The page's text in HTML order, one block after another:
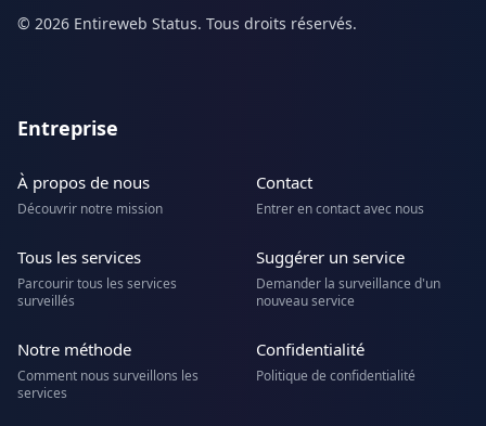
© 2026 Entireweb Status. Tous droits réservés.
Entreprise
À propos de nous
Découvrir notre mission
Contact
Entrer en contact avec nous
Tous les services
Parcourir tous les services
surveillés
Suggérer un service
Demander la surveillance d'un
nouveau service
Notre méthode
Comment nous surveillons les
services
Confidentialité
Politique de confidentialité